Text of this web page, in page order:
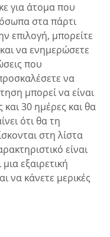
για άτομα που
στα πάρτι
επιλογή, μπορείτε
να ενημερώσετε
που
να
μπορεί να είναι
και 30 ημέρες και θα
ότι θα τη
στη λίστα
είναι
εξαιρετική
να κάνετε μερικές